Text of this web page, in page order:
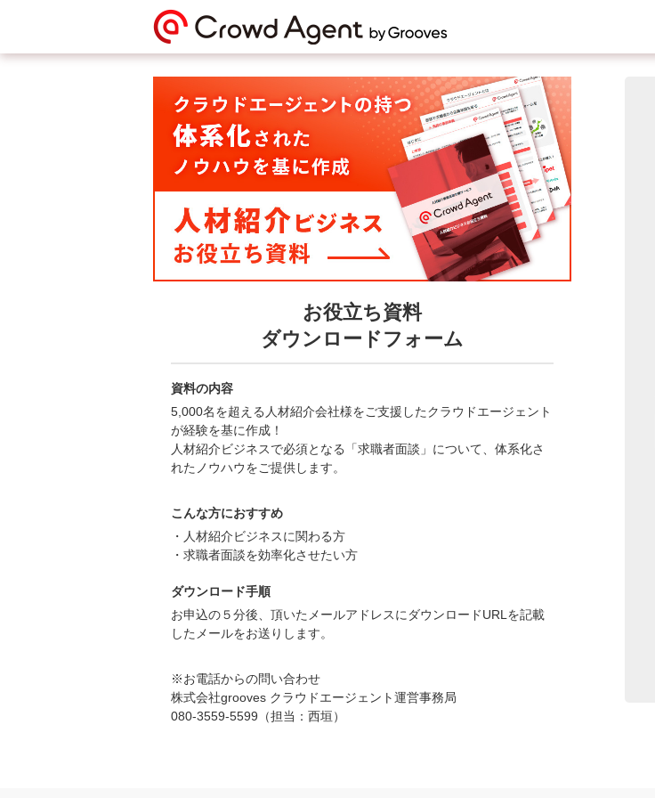
お役立ち資料
ダウンロードフォーム
資料の内容
5,000名を超える人材紹介会社様をご支援したクラウドエージェント
が経験を基に作成！
人材紹介ビジネスで必須となる「求職者面談」について、体系化さ
れたノウハウをご提供します。
こんな方におすすめ
・人材紹介ビジネスに関わる方
・求職者面談を効率化させたい方
ダウンロード手順
お申込の５分後、頂いたメールアドレスにダウンロードURLを記載
したメールをお送りします。
※お電話からの問い合わせ
株式会社grooves クラウドエージェント運営事務局
080-3559-5599（担当：西垣）